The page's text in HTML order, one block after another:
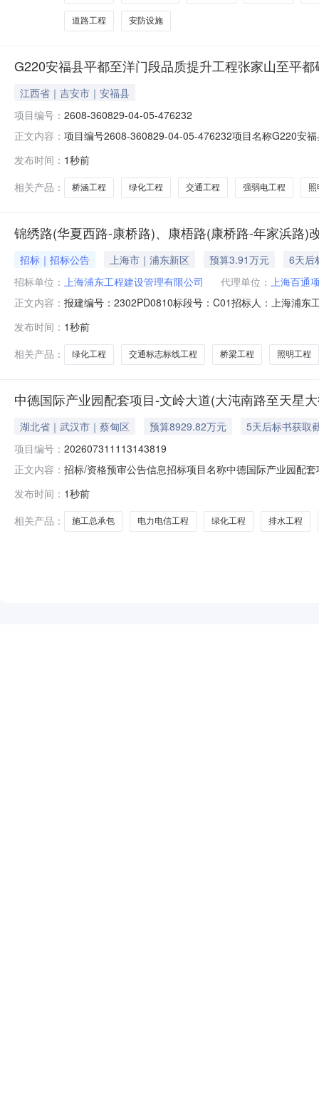
道路工程 安防设施
G220安福县平都至洋门段品质提升工程张家山至平
江西省｜吉安市｜安福县
项目编号： 2608-360829-04-05-476232
正文内容： 项目编号2608-360829-04-05-476232项目名称G220安
混凝土路面设计；本次设计主要内容包括：道路工程、
发布时间： 1秒前
相关产品：
桥涵工程 绿化工程 交通工程 强弱电工程 照
锦绣路(华夏西路-康桥路)、康梧路(康桥路-年家浜路)
招标｜招标公告 上海市｜浦东新区 预算3.91万元
6天后
招标单位： 上海浦东工程建设管理有限公司 代理单位： 上海百通
正文内容： 报建编号：2302PD0810标段号：C01招标人：上海浦东
述工程概况描述：本项目北起华夏西路，南至年家浜路
和绿化、照明、信号灯、
发布时间： 1秒前
相关产品：
绿化工程 交通标志标线工程 桥梁工程 照明工程
中德国际产业园配套项目-文岭大道(大沌南路至天星
湖北省｜武汉市｜蔡甸区 预算8929.82万元
5天后标书获取
项目编号： 202607311113143819
正文内容： 招标/资格预审公告信息招标项目名称中德国际产业园配
询有限公司代理联系人肖晨代理联系电话13720256571
公共资源交易
发布时间： 1秒前
相关产品：
施工总承包 电力电信工程 绿化工程 排水工程